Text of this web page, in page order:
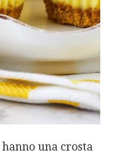
hanno una crosta